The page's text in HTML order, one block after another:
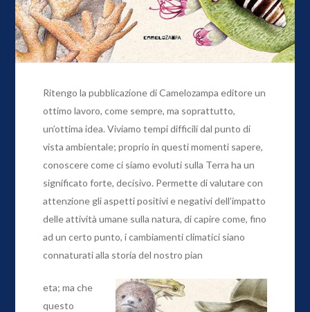
Ritengo la pubblicazione di Camelozampa editore un
ottimo lavoro, come sempre, ma soprattutto,
un’ottima idea. Viviamo tempi difficili dal punto di
vista ambientale; proprio in questi momenti sapere,
conoscere come ci siamo evoluti sulla Terra ha un
significato forte, decisivo. Permette di valutare con
attenzione gli aspetti positivi e negativi dell’impatto
delle attività umane sulla natura, di capire come, fino
ad un certo punto, i cambiamenti climatici siano
connaturati alla storia del nostro pian
eta; ma che
questo